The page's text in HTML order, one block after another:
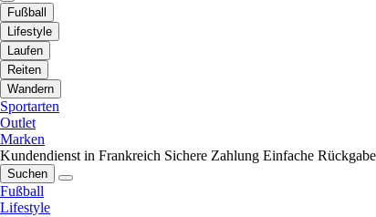
Fußball
Lifestyle
Laufen
Reiten
Wandern
Sportarten
Outlet
Marken
Kundendienst in Frankreich Sichere Zahlung Einfache Rückgabe
Suchen
Fußball
Lifestyle